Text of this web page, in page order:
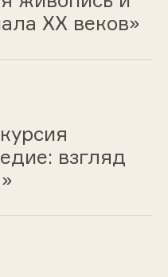
ХХ веков»
взгляд